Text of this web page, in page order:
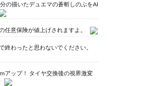
の描いたデュエマの蒼斬しのぶをAI
任意保険が値上げされますよ。
終わったと思わないでください。
アップ！ タイヤ交換後の視界激変